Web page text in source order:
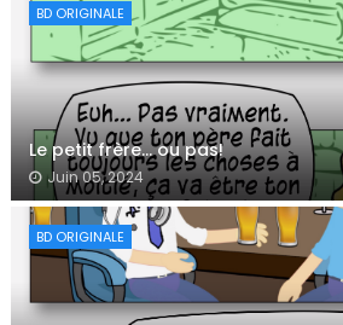
BD ORIGINALE
Le petit frère… ou pas!
Juin 05, 2024
BD ORIGINALE